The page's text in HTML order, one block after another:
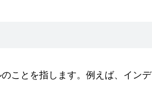
ことを指します。例えば、インデ